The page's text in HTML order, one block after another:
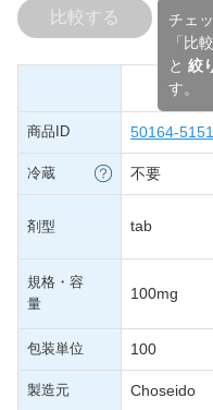
チェ
「比
と 絞
す。
比較する
商品ID 50164-
冷蔵 不要
剤型 tab
規格・容
量
100mg
包装単位 100
製造元 Choseido